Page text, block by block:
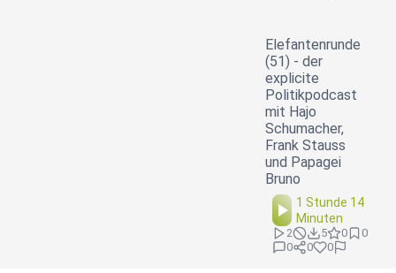
Elefantenrunde
(51) - der
explicite
Politikpodcast
mit Hajo
Schumacher,
Frank Stauss
und Papagei
Bruno
1 Stunde 14
Minuten
2 5 0
0
0
0 0